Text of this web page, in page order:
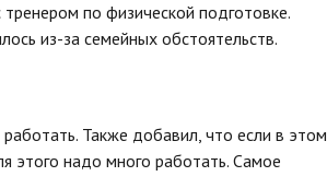
по физической подготовке.
из-за семейных обстоятельств.
Также добавил, что если в этом
этого надо много работать. Самое